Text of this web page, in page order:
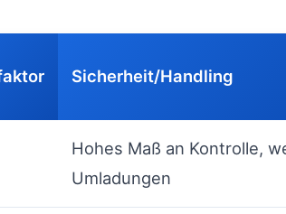
Sicherheit/Handling
Hohes Maß an Kontrolle,
Umladungen